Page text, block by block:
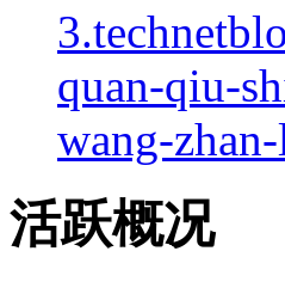
quan-qiu-
wang-
活跃概况